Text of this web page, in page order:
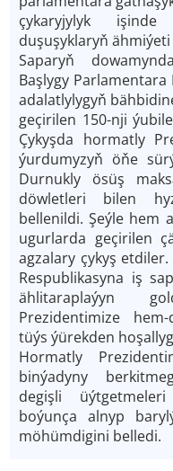
çykaryjylyk
duşuşyklaryň
Saparyň
Başlygy
adalatlylygyň
geçirilen 150-nji
Çykyşda hormatly
ýurdumyzyň öňe
Durnukly ösüş
döwletleri bilen
bellenildi. Şeýle hem
ugurlarda geçirilen
agzalary çykyş
Respublikasyna iş
ählitaraplaýyn
Prezidentimize
tüýs ýürekden
Hormatly
binýadyny
degişli
boýunça alnyp
möhümdigini belledi.